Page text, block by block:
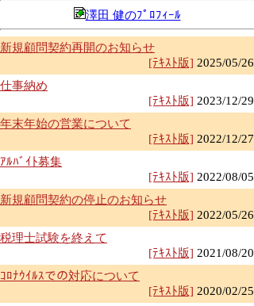
澤田 健のﾌﾟﾛﾌｨｰﾙ
新規顧問契約再開のお知らせ
[ﾃｷｽﾄ版] 2025/05/26
仕事納め
[ﾃｷｽﾄ版] 2023/12/29
年末年始の営業について
[ﾃｷｽﾄ版] 2022/12/27
ｱﾙﾊﾞｲﾄ募集
[ﾃｷｽﾄ版] 2022/08/05
新規顧問契約の停止のお知らせ
[ﾃｷｽﾄ版] 2022/05/26
税理士試験を終えて
[ﾃｷｽﾄ版] 2021/08/20
ｺﾛﾅｳｲﾙｽでの対応について
[ﾃｷｽﾄ版] 2020/02/25